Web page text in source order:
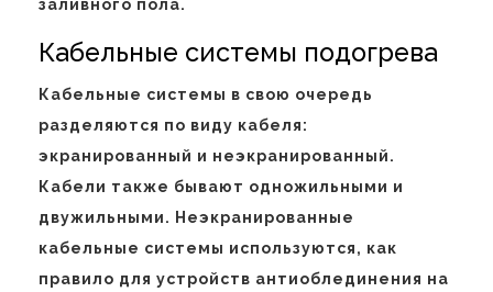
заливного пола.
Кабельные системы подогрева
Кабельные системы в свою очередь
разделяются по виду кабеля:
экранированный и неэкранированный.
Кабели также бывают одножильными и
двужильными. Неэкранированные
кабельные системы используются, как
правило для устройств антиоблединения на